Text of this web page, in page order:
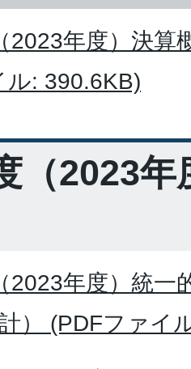
2023年度）決算
ル: 390.6KB)
（2023年
2023年度）統一
） (PDFファイ